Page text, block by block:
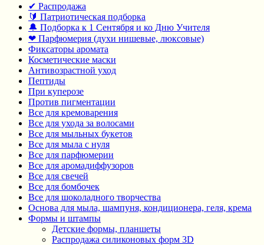
✔ Распродажа
🔰 Патриотическая подборка
🔔 Подборка к 1 Сентября и ко Дню Учителя
❤ Парфюмерия (духи нишевые, люксовые)
Фиксаторы аромата
Косметические маски
Антивозрастной уход
Пептиды
При куперозе
Против пигментации
Все для кремоварения
Все для ухода за волосами
Все для мыльных букетов
Все для мыла с нуля
Все для парфюмерии
Все для аромадиффузоров
Все для свечей
Все для бомбочек
Все для шоколадного творчества
Основа для мыла, шампуня, кондиционера, геля, крема
Формы и штампы
Детские формы, планшеты
Распродажа силиконовых форм 3D